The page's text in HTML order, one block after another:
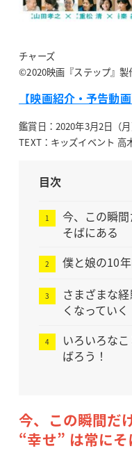
チャーズ
©2020映画『ステップ』製
【映画紹介・予告動
鑑賞日：2020年3月2日（月
TEXT：キッズイベント 高
目次
今、この瞬
そばにある
僕と娘の10
さまざまな
くなっていく
いろいろな
ばろう！
今、この瞬間だ
“幸せ” は常にそ